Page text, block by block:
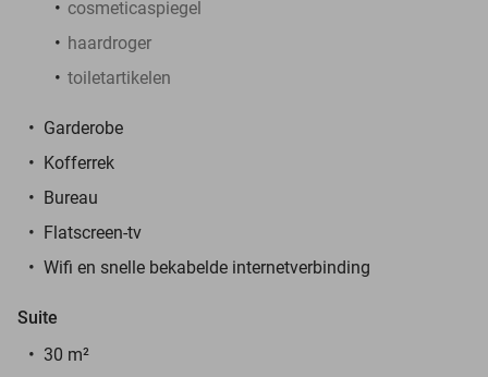
cosmeticaspiegel
haardroger
toiletartikelen
Garderobe
Kofferrek
Bureau
Flatscreen-tv
Wifi en snelle bekabelde internetverbinding
Suite
30 m²